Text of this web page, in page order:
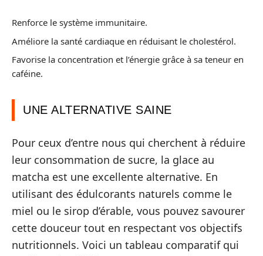
Renforce le système immunitaire.
Améliore la santé cardiaque en réduisant le cholestérol.
Favorise la concentration et l’énergie grâce à sa teneur en
caféine.
UNE ALTERNATIVE SAINE
Pour ceux d’entre nous qui cherchent à réduire
leur consommation de sucre, la glace au
matcha est une excellente alternative. En
utilisant des édulcorants naturels comme le
miel ou le sirop d’érable, vous pouvez savourer
cette douceur tout en respectant vos objectifs
nutritionnels. Voici un tableau comparatif qui